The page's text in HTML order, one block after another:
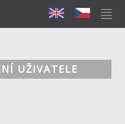
UŽIVATELE